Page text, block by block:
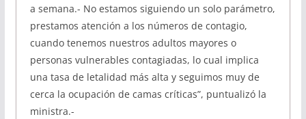
a semana.- No estamos siguiendo un solo parámetro,
prestamos atención a los números de contagio,
cuando tenemos nuestros adultos mayores o
personas vulnerables contagiadas, lo cual implica
una tasa de letalidad más alta y seguimos muy de
cerca la ocupación de camas críticas”, puntualizó la
ministra.-